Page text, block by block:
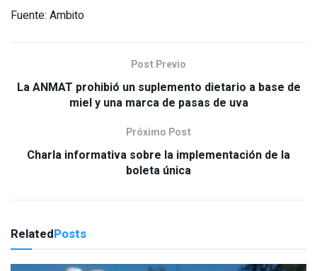
Fuente: Ambito
Post Previo
La ANMAT prohibió un suplemento dietario a base de
miel y una marca de pasas de uva
Próximo Post
Charla informativa sobre la implementación de la
boleta única
RelatedPosts